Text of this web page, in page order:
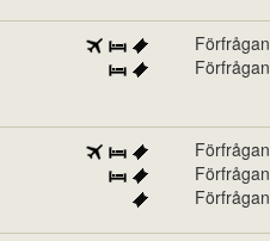
Förfrågan
Förfrågan
Förfrågan
Förfrågan
Förfrågan